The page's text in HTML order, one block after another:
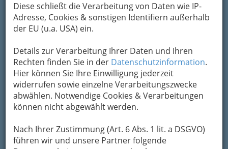
Diese schließt die Verarbeitung von Daten wie IP-
Adresse, Cookies & sonstigen Identifiern außerhalb
der EU (u.a. USA) ein.
Details zur Verarbeitung Ihrer Daten und Ihren
Rechten finden Sie in der Datenschutzinformation.
Hier können Sie Ihre Einwilligung jederzeit
widerrufen sowie einzelne Verarbeitungszwecke
abwählen. Notwendige Cookies & Verarbeitungen
können nicht abgewählt werden.
Nach Ihrer Zustimmung (Art. 6 Abs. 1 lit. a DSGVO)
führen wir und unsere Partner folgende
Ohne direkte Mitgliedschaft in der NATO muss
Österreich auf Sicherheiten des
Verteidigungsbündnisses für die eigene
Souveränität im Gegensatz zu Deutschland,